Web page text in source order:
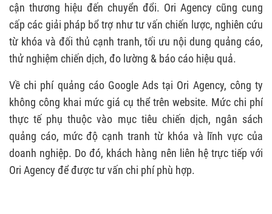
cận thương hiệu đến chuyển đổi. Ori Agency cũng cung
cấp các giải pháp bổ trợ như tư vấn chiến lược, nghiên cứu
từ khóa và đối thủ cạnh tranh, tối ưu nội dung quảng cáo,
thử nghiệm chiến dịch, đo lường & báo cáo hiệu quả.
Về chi phí quảng cáo Google Ads tại Ori Agency, công ty
không công khai mức giá cụ thể trên website. Mức chi phí
thực tế phụ thuộc vào mục tiêu chiến dịch, ngân sách
quảng cáo, mức độ cạnh tranh từ khóa và lĩnh vực của
doanh nghiệp. Do đó, khách hàng nên liên hệ trực tiếp với
Ori Agency để được tư vấn chi phí phù hợp.